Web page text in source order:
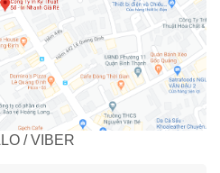
/ VIBER